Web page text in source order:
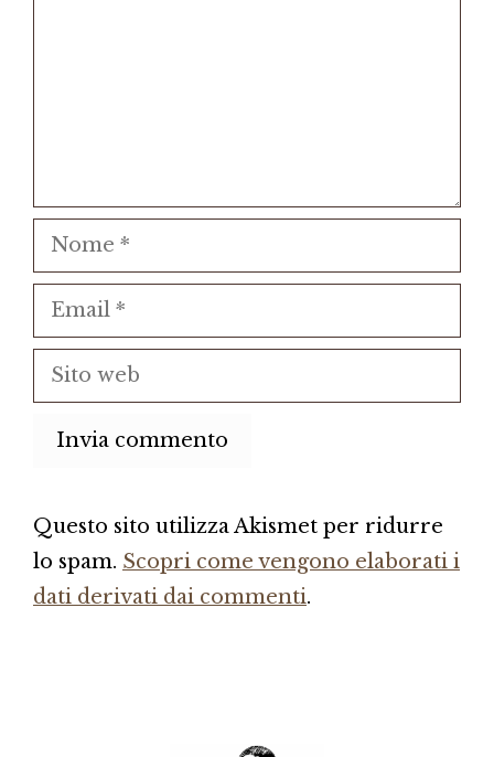
Nome
Email
Sito
web
Questo sito utilizza Akismet per ridurre
lo spam. Scopri come vengono elaborati i
dati derivati dai commenti.